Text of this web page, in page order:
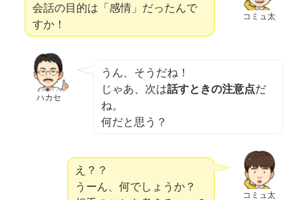
コミュ太
会話の目的は「感情」だったんで
すか！
ハカセ
うん、そうだね！
じゃあ、次は話すときの注意点だ
ね。
何だと思う？
コミュ太
え？？
うーん、何でしょうか？